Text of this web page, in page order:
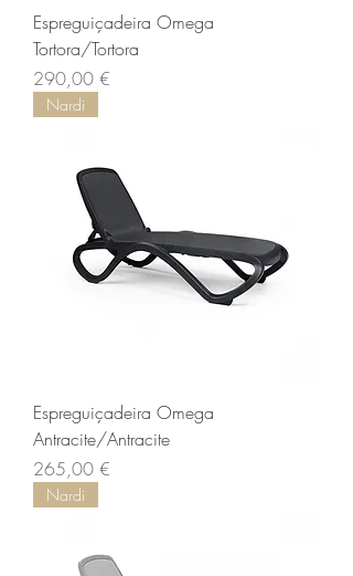
Espreguiçadeira Omega
Tortora/Tortora
Preço
290,00 €
Nardi
Espreguiçadeira Omega
Antracite/Antracite
Preço
265,00 €
Nardi